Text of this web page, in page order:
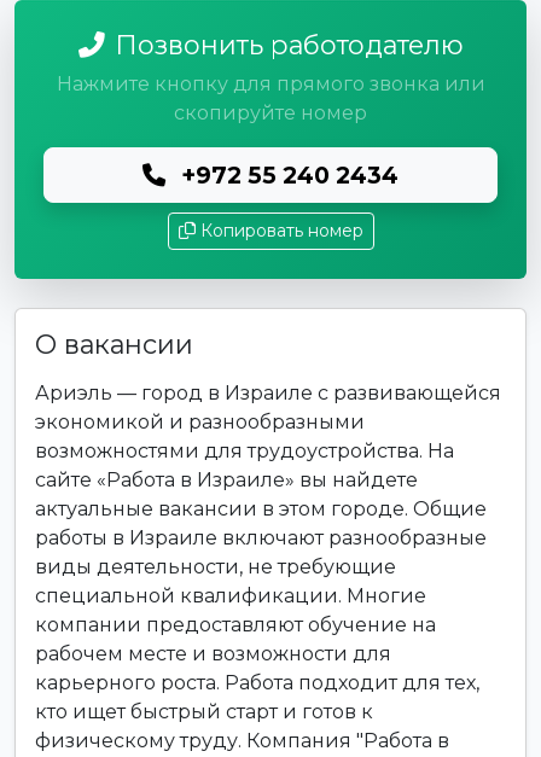
Позвонить работодателю
Нажмите кнопку для прямого звонка или
скопируйте номер
+972 55 240 2434
Копировать номер
О вакансии
Ариэль — город в Израиле с развивающейся
экономикой и разнообразными
возможностями для трудоустройства. На
сайте «Работа в Израиле» вы найдете
актуальные вакансии в этом городе. Общие
работы в Израиле включают разнообразные
виды деятельности, не требующие
специальной квалификации. Многие
компании предоставляют обучение на
рабочем месте и возможности для
карьерного роста. Работа подходит для тех,
кто ищет быстрый старт и готов к
физическому труду. Компания "Работа в